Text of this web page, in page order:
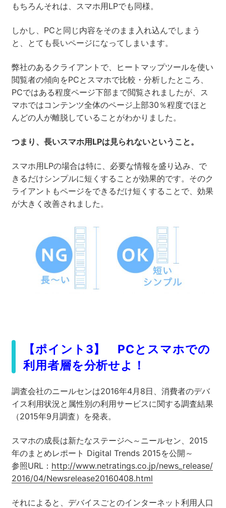
もちろんそれは、スマホ用LPでも同様。
しかし、PCと同じ内容をそのまま入れ込んでしまう
と、とても長いページになってしまいます。
弊社のあるクライアントで、ヒートマップツールを使い
閲覧者の傾向をPCとスマホで比較・分析したところ、
PCではある程度ページ下部まで閲覧されましたが、ス
マホではコンテンツ全体のページ上部30％程度でほと
んどの人が離脱していることがわかりました。
つまり、長いスマホ用LPは見られないということ。
スマホ用LPの場合は特に、必要な情報を盛り込み、で
きるだけシンプルに短くすることが効果的です。そのク
ライアントもページをできるだけ短くすることで、効果
が大きく改善されました。
【ポイント3】 PCとスマホでの
利用者層を分析せよ！
調査会社のニールセンは2016年4月8日、消費者のデバ
イス利用状況と属性別の利用サービスに関する調査結果
（2015年9月調査）を発表。
スマホの成長は新たなステージへ～ニールセン、2015
年のまとめレポート Digital Trends 2015を公開～
参照URL： http://www.netratings.co.jp/news_release/
2016/04/Newsrelease20160408.html
それによると、デバイスごとのインターネット利用人口